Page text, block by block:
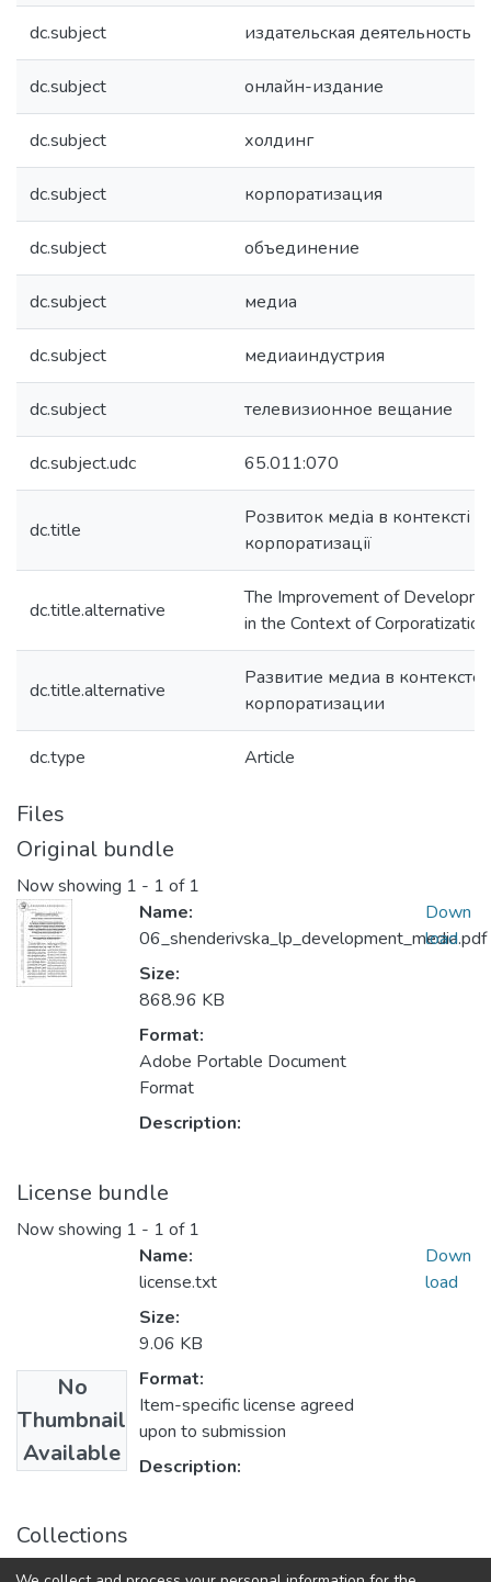
dc.subject издательская деятельность
dc.subject онлайн-издание
dc.subject холдинг
dc.subject корпоратизация
dc.subject объединение
dc.subject медиа
dc.subject медиаиндустрия
dc.subject телевизионное вещание
dc.subject.udc 65.011:070
dc.title
Розвиток медіа в контексті
корпоратизації
dc.title.alternative
The Improvement of
in the Context of Corporatization
dc.title.alternative
Развитие медиа в контексте
корпоратизации
dc.type Article
Files
Original bundle
Now showing 1 - 1 of 1
Name:
06_shenderivska_lp_development_media.pdf
Size:
868.96 KB
Format:
Adobe Portable Document
Format
Description:
Down
load
License bundle
Now showing 1 - 1 of 1
No
Thumbnail
Available
Name:
license.txt
Size:
9.06 KB
Format:
Item-specific license agreed
upon to submission
Description:
Down
load
Collections
Технологія і техніка друкарства: збірник наукових